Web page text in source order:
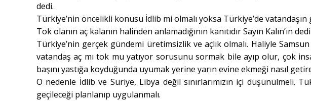
dedi.
Türkiye’nin öncelikli konusu İdlib mi olmalı yoksa Türkiye’de vatandaşın
Tok olanın aç kalanın halinden anlamadığının kanıtıdır Sayın Kalın’ın
Türkiye’nin gerçek gündemi üretimsizlik ve açlık olmalı. Haliyle Samsun
vatandaş aç mı tok mu yatıyor sorusunu sormak bile ayıp olur, çok
başını yastığa koyduğunda uyumak yerine yarın evine ekmeği nasıl
O nedenle İdlib ve Suriye, Libya değil sınırlarımızın içi düşünülmeli.
geçileceği planlanıp uygulanmalı.